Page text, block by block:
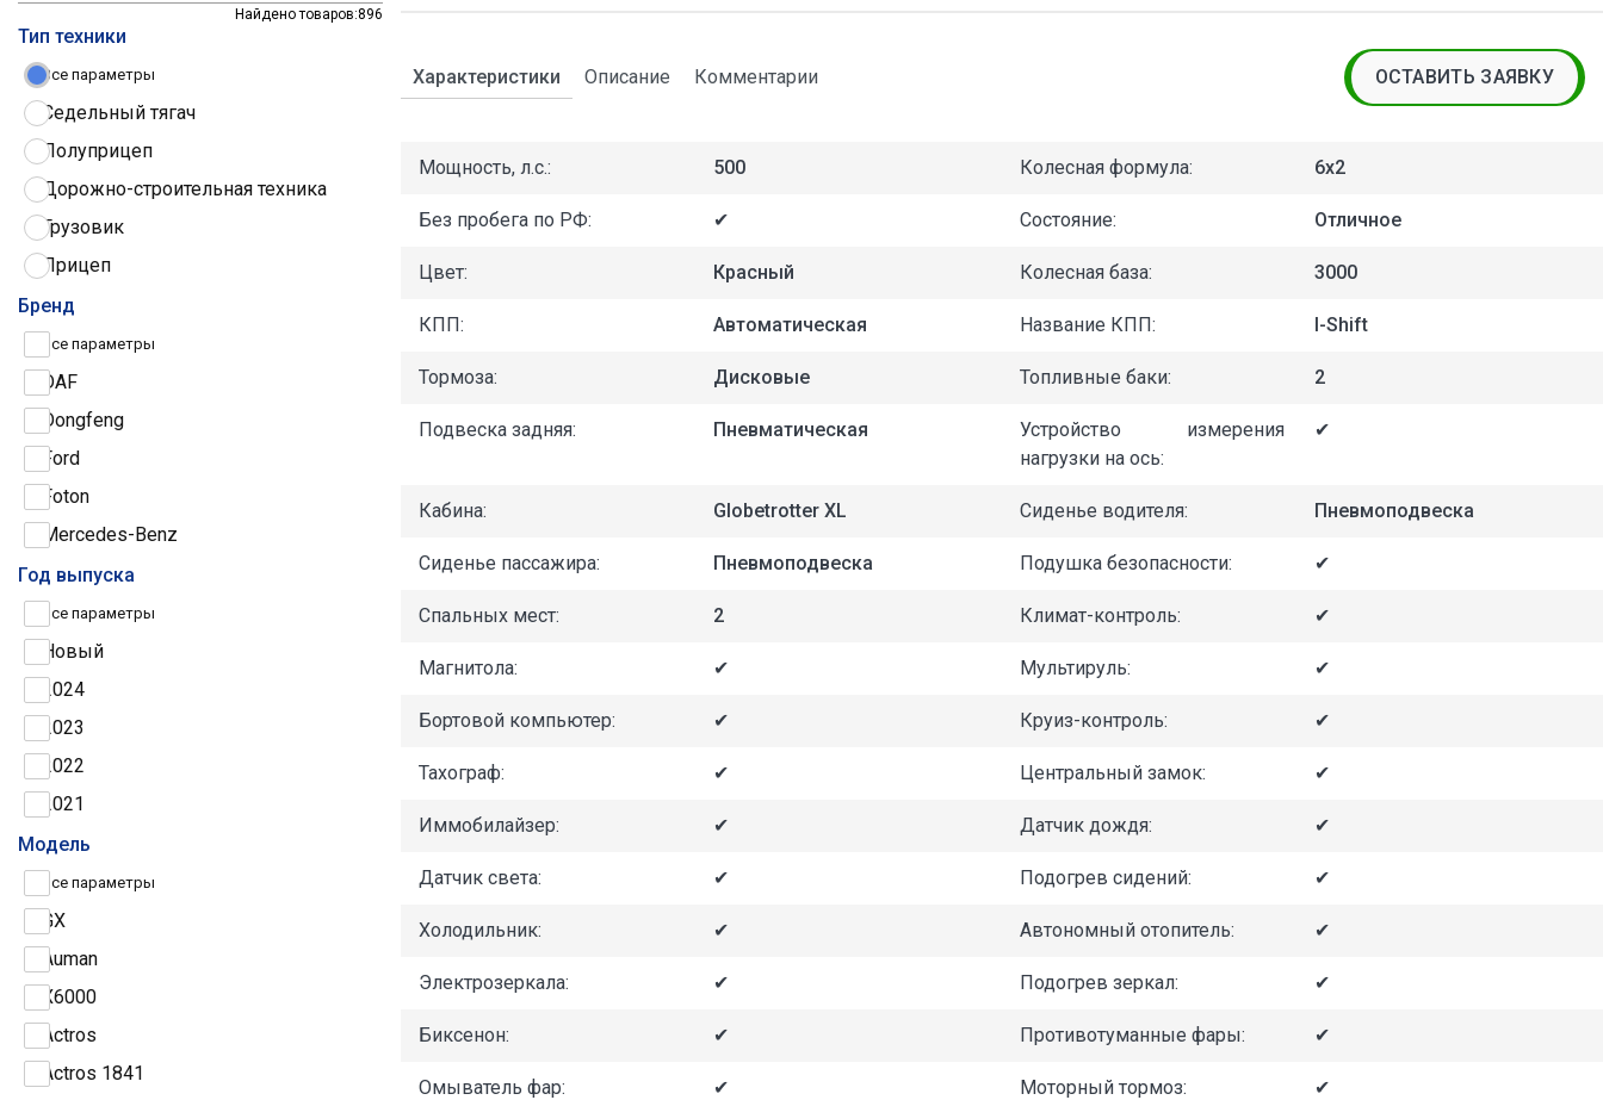
Найдено товаров:896
Тип техники
Все параметры
Седельный тягач
Полуприцеп
Дорожно-строительная техника
Грузовик
Прицеп
Трактор
Грузовые шины
Бренд
Все параметры
DAF
Dongfeng
Ford
Foton
Mercedes-Benz
Iveco
МАЗ
Scania
Volvo
Shacman
Sitrak
MAN
Renault
КАМАЗ
Hyundai
Schmitz Cargobull
Krone
Koegel
Gray & Adams
Год выпуска
Все параметры
Новый
2024
2023
2022
2021
2020
2019
2018
2017
2016
2015
2014
Модель
Все параметры
GX
Auman
X6000
Actros
Actros 1841
Характеристики Описание Комментарии ОСТАВИТЬ ЗАЯВКУ
Мощность, л.с.: 500 Колесная формула: 6x2
Без пробега по РФ: ✔ Состояние: Отличное
Цвет: Красный Колесная база: 3000
КПП: Автоматическая Название КПП: I-Shift
Тормоза: Дисковые Топливные баки: 2
Подвеска задняя: Пневматическая
Устройство измерения
нагрузки на ось:
✔
Кабина: Globetrotter XL Сиденье водителя: Пневмоподвеска
Сиденье пассажира: Пневмоподвеска Подушка безопасности: ✔
Спальных мест: 2 Климат-контроль: ✔
Магнитола: ✔ Мультируль: ✔
Бортовой компьютер: ✔ Круиз-контроль: ✔
Тахограф: ✔ Центральный замок: ✔
Иммобилайзер: ✔ Датчик дождя: ✔
Датчик света: ✔ Подогрев сидений: ✔
Холодильник: ✔ Автономный отопитель: ✔
Электрозеркала: ✔ Подогрев зеркал: ✔
Биксенон: ✔ Противотуманные фары: ✔
Омыватель фар: ✔ Моторный тормоз: ✔